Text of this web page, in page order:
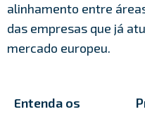
alinhamento entre
das empresas que já
mercado europeu.
Entenda os